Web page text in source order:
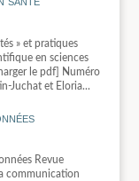
» et pratiques
en sciences
le pdf] Numéro
Juchat et Eloria...
Revue
communication